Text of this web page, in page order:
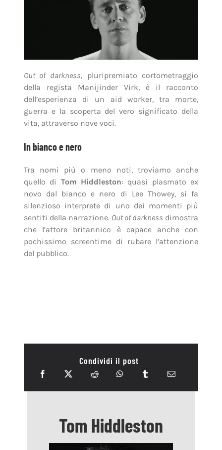
Out of darkness, pluripremiato cortometraggio
della regista Manijinder Virk, è il racconto
dell’esperienza di un aid worker, tra morte,
guerra e la scoperta del vero significato della
vita, attraverso nove voci.
In bianco e nero
Tra nomi più o meno noti, troviamo anche
quello di Tom Hiddleston: quasi plasmato ex
novo dal bianco e nero di Lee Thowey, si fa
silenzioso interprete di uno dei momenti più
sentiti della narrazione. Out of darkness dimostra
che l’attore britannico è capace anche con
pochissimo screentime di rubare l’attenzione
del pubblico.
Condividi il post
Tom Hiddleston